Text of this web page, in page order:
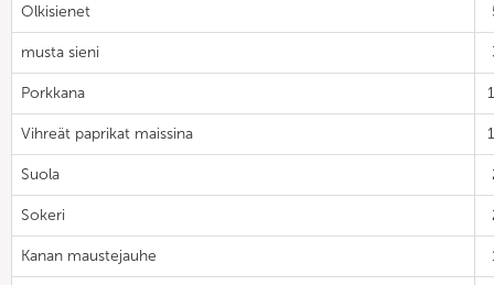
Olkisienet
musta sieni
Porkkana
Vihreät paprikat maissina
Suola
Sokeri
Kanan maustejauhe